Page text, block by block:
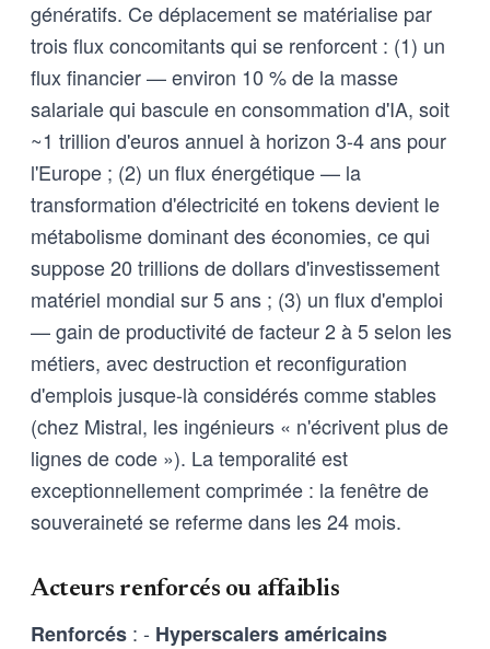
génératifs. Ce déplacement se matérialise par
trois flux concomitants qui se renforcent : (1) un
flux financier — environ 10 % de la masse
salariale qui bascule en consommation d'IA, soit
~1 trillion d'euros annuel à horizon 3-4 ans pour
l'Europe ; (2) un flux énergétique — la
transformation d'électricité en tokens devient le
métabolisme dominant des économies, ce qui
suppose 20 trillions de dollars d'investissement
matériel mondial sur 5 ans ; (3) un flux d'emploi
— gain de productivité de facteur 2 à 5 selon les
métiers, avec destruction et reconfiguration
d'emplois jusque-là considérés comme stables
(chez Mistral, les ingénieurs « n'écrivent plus de
lignes de code »). La temporalité est
exceptionnellement comprimée : la fenêtre de
souveraineté se referme dans les 24 mois.
Acteurs renforcés ou affaiblis
Renforcés : - Hyperscalers américains